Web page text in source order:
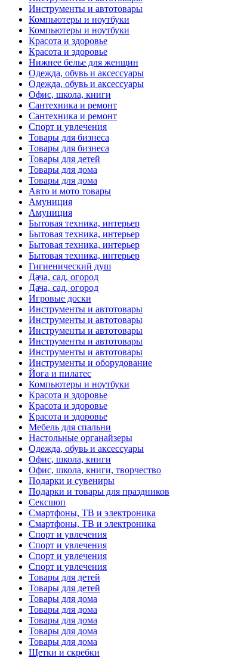
Инструменты и автотовары
Компьютеры и ноутбуки
Компьютеры и ноутбуки
Красота и здоровье
Красота и здоровье
Нижнее белье для женщин
Одежда, обувь и аксессуары
Одежда, обувь и аксессуары
Офис, школа, книги
Сантехника и ремонт
Сантехника и ремонт
Спорт и увлечения
Товары для бизнеса
Товары для бизнеса
Товары для детей
Товары для дома
Товары для дома
Авто и мото товары
Амуниция
Амуниция
Бытовая техника, интерьер
Бытовая техника, интерьер
Бытовая техника, интерьер
Бытовая техника, интерьер
Гигиенический душ
Дача, сад, огород
Дача, сад, огород
Игровые доски
Инструменты и автотовары
Инструменты и автотовары
Инструменты и автотовары
Инструменты и автотовары
Инструменты и автотовары
Инструменты и оборудование
Йога и пилатес
Компьютеры и ноутбуки
Красота и здоровье
Красота и здоровье
Красота и здоровье
Мебель для спальни
Настольные органайзеры
Одежда, обувь и аксессуары
Офис, школа, книги
Офис, школа, книги, творчество
Подарки и сувениры
Подарки и товары для праздников
Сексшоп
Смартфоны, ТВ и электроника
Смартфоны, ТВ и электроника
Спорт и увлечения
Спорт и увлечения
Спорт и увлечения
Спорт и увлечения
Товары для детей
Товары для детей
Товары для дома
Товары для дома
Товары для дома
Товары для дома
Товары для дома
Щетки и скребки